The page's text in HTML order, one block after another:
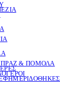
& ΠΟΜΟΛΑ